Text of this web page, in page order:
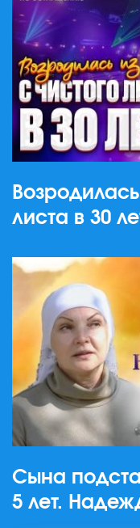
листа в 30
Сына
5 лет.